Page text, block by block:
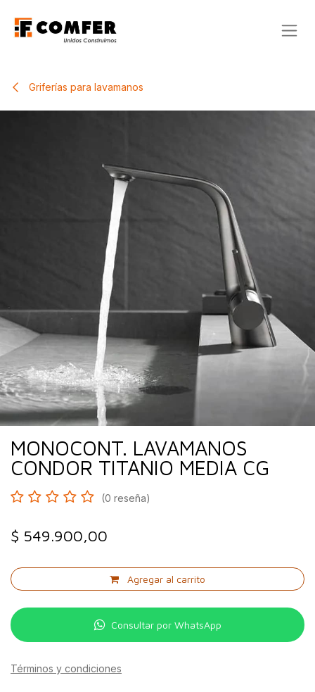
Griferías para lavamanos
MONOCONT. LAVAMANOS
CONDOR TITANIO MEDIA CG
(0 reseña)
$ 549.900,00
Agregar al carrito
Consultar por WhatsApp
Términos y condiciones